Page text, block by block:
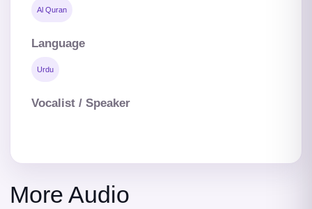
Al Quran
Language
Urdu
Vocalist / Speaker
More Audio